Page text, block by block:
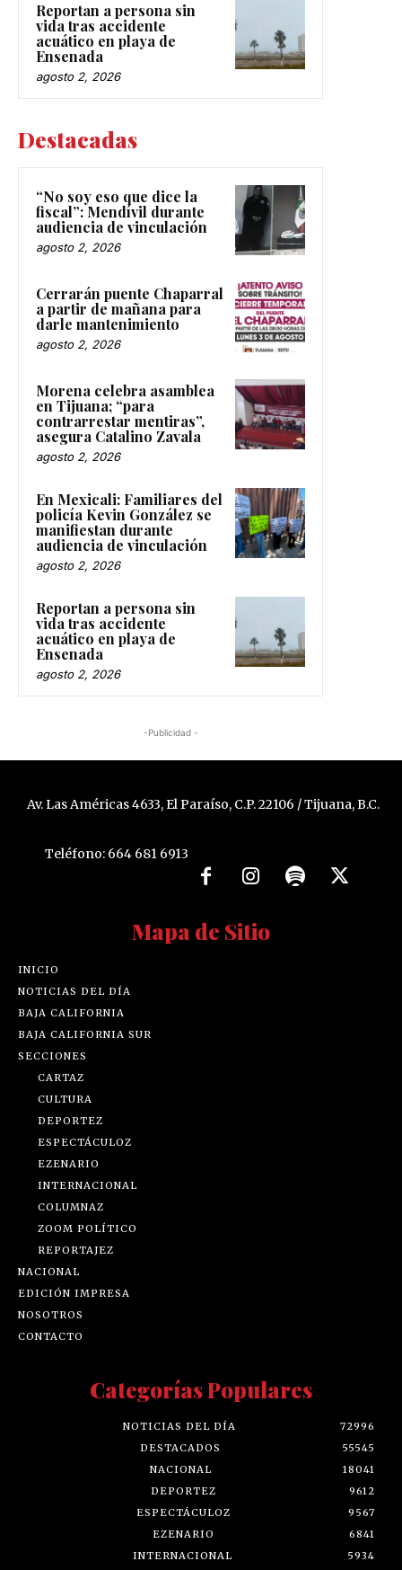
Reportan a persona sin
vida tras accidente
acuático en playa de
Ensenada
agosto 2, 2026
Destacadas
“No soy eso que dice la
fiscal”: Mendívil durante
audiencia de vinculación
agosto 2, 2026
Cerrarán puente Chaparral
a partir de mañana para
darle mantenimiento
agosto 2, 2026
Morena celebra asamblea
en Tijuana; “para
contrarrestar mentiras”,
asegura Catalino Zavala
agosto 2, 2026
En Mexicali: Familiares del
policía Kevin González se
manifiestan durante
audiencia de vinculación
agosto 2, 2026
Reportan a persona sin
vida tras accidente
acuático en playa de
Ensenada
agosto 2, 2026
-Publicidad -
Av. Las Américas 4633, El Paraíso, C.P. 22106 / Tijuana, B.C.
Teléfono: 664 681 6913
Mapa de Sitio
INICIO
NOTICIAS DEL DÍA
BAJA CALIFORNIA
BAJA CALIFORNIA SUR
SECCIONES
CARTAZ
CULTURA
DEPORTEZ
ESPECTÁCULOZ
EZENARIO
INTERNACIONAL
COLUMNAZ
ZOOM POLÍTICO
REPORTAJEZ
NACIONAL
EDICIÓN IMPRESA
NOSOTROS
CONTACTO
Categorías Populares
NOTICIAS DEL DÍA
72996
DESTACADOS
55545
NACIONAL
18041
DEPORTEZ
9612
ESPECTÁCULOZ
9567
EZENARIO
6841
INTERNACIONAL
5934